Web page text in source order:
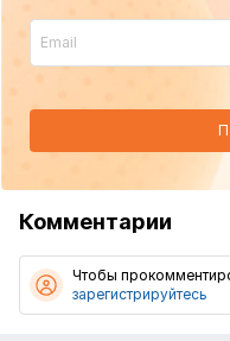
Комментарии
Чтобы
зарегистрируйтесь